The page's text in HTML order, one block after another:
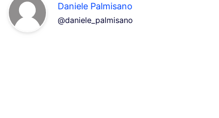
Daniele Palmisano
@daniele_palmisano